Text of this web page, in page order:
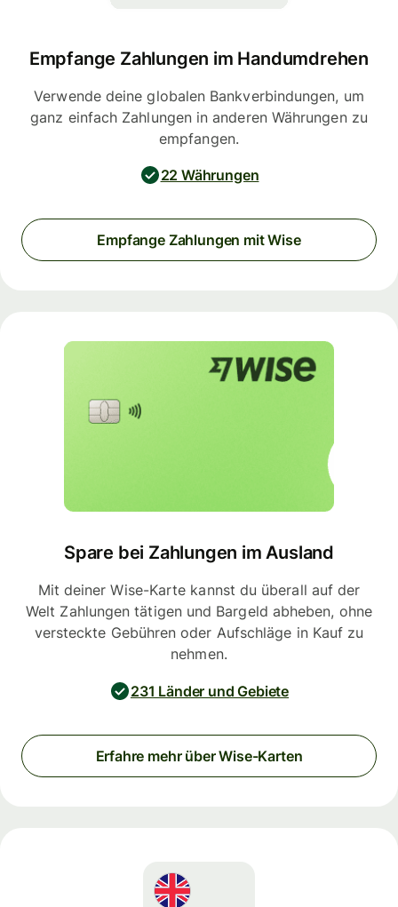
Empfange Zahlungen im Handumdrehen
Verwende deine globalen Bankverbindungen, um
ganz einfach Zahlungen in anderen Währungen zu
empfangen.
22 Währungen
Empfange Zahlungen mit Wise
Spare bei Zahlungen im Ausland
Mit deiner Wise-Karte kannst du überall auf der
Welt Zahlungen tätigen und Bargeld abheben, ohne
versteckte Gebühren oder Aufschläge in Kauf zu
nehmen.
231 Länder und Gebiete
Erfahre mehr über Wise-Karten